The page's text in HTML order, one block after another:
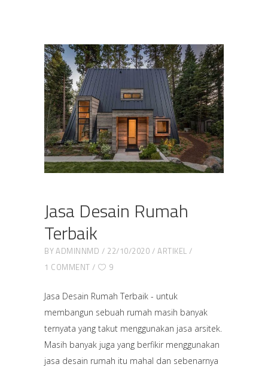
Jasa Desain Rumah
Terbaik
BYADMINNMD 22/10/2020
ARTIKEL
1 COMMENT
9
Jasa Desain Rumah Terbaik - untuk
membangun sebuah rumah masih banyak
ternyata yang takut menggunakan jasa arsitek.
Masih banyak juga yang berfikir menggunakan
jasa desain rumah itu mahal dan sebenarnya